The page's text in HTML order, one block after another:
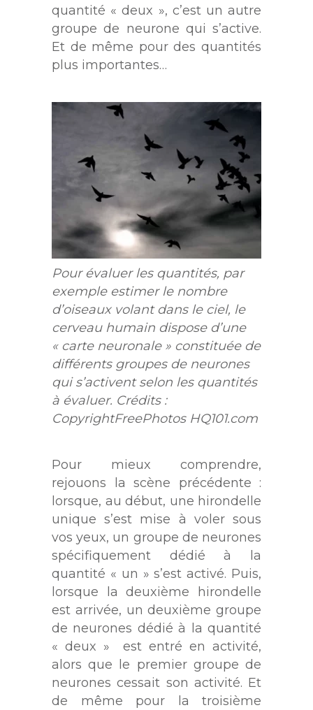
quantité « deux », c’est un autre
groupe de neurone qui s’active.
Et de même pour des quantités
plus importantes…
Pour évaluer les quantités, par
exemple estimer le nombre
d’oiseaux volant dans le ciel, le
cerveau humain dispose d’une
« carte neuronale » constituée de
différents groupes de neurones
qui s’activent selon les quantités
à évaluer. Crédits :
CopyrightFreePhotos HQ101.com
Pour mieux comprendre,
rejouons la scène précédente :
lorsque, au début, une hirondelle
unique s’est mise à voler sous
vos yeux, un groupe de neurones
spécifiquement dédié à la
quantité « un » s’est activé. Puis,
lorsque la deuxième hirondelle
est arrivée, un deuxième groupe
de neurones dédié à la quantité
« deux » est entré en activité,
alors que le premier groupe de
neurones cessait son activité. Et
de même pour la troisième